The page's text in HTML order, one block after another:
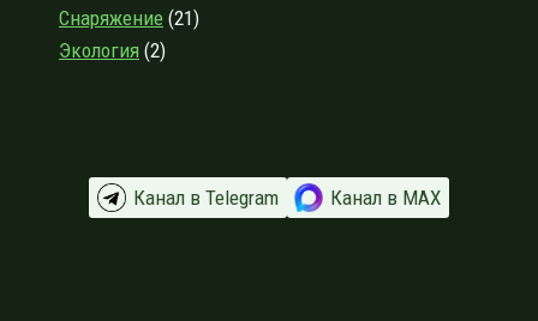
Снаряжение (21)
Экология (2)
Канал в Telegram Канал в МАХ